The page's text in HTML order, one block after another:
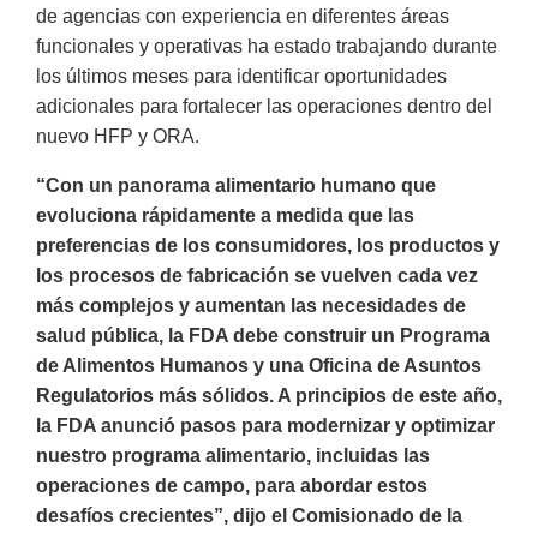
de agencias con experiencia en diferentes áreas
funcionales y operativas ha estado trabajando durante
los últimos meses para identificar oportunidades
adicionales para fortalecer las operaciones dentro del
nuevo HFP y ORA.
“Con un panorama alimentario humano que
evoluciona rápidamente a medida que las
preferencias de los consumidores, los productos y
los procesos de fabricación se vuelven cada vez
más complejos y aumentan las necesidades de
salud pública, la FDA debe construir un Programa
de Alimentos Humanos y una Oficina de Asuntos
Regulatorios más sólidos. A principios de este año,
la FDA anunció pasos para modernizar y optimizar
nuestro programa alimentario, incluidas las
operaciones de campo, para abordar estos
desafíos crecientes”, dijo el Comisionado de la